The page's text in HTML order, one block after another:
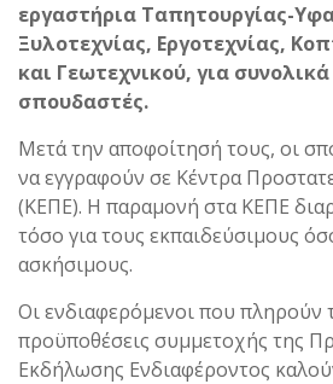
εργαστήρια Ταπητουργίας-
Ξυλοτεχνίας, Εργοτεχνίας,
και Γεωτεχνικού, για
σπουδαστές.
Μετά την αποφοίτησή τους, οι
να εγγραφούν σε Κέντρα
(ΚΕΠΕ). Η παραμονή στα ΚΕΠΕ
τόσο για τους εκπαιδεύσιμους
ασκήσιμους.
Οι ενδιαφερόμενοι που πληρούν
προϋποθέσεις συμμετοχής της
Εκδήλωσης Ενδιαφέροντος